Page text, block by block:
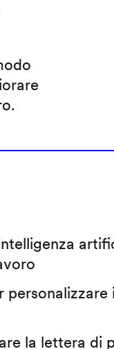
la lettera di